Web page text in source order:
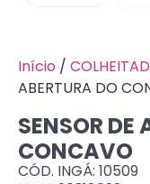
Início /
ABERTURA DO
SENSOR DE
CONCAVO
CÓD. INGÁ: 10509